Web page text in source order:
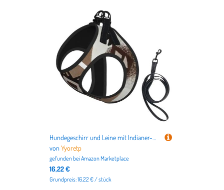
Hundegeschirr und Leine mit Indianer-Druck, atmungsaktiv, verstellbar, ausbruchsicher, Weste für Katzen und Hunde
vonYyoretp
gefunden beiAmazon Marketplace
16,22 €
Grundpreis: 16.22 € / stück